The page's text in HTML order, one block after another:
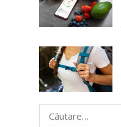
Caută